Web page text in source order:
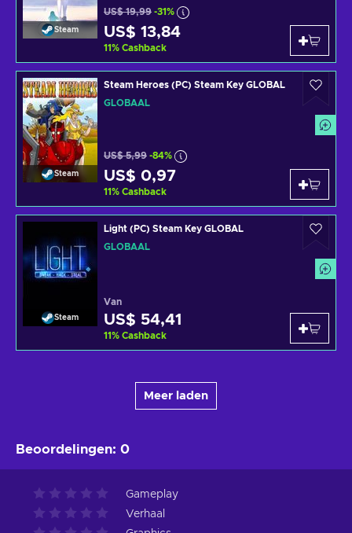
Steam
US$ 19,99 -31%
US$ 13,84
11% Cashback
Steam
Steam Heroes (PC) Steam Key GLOBAL
GLOBAAL
US$ 5,99 -84%
US$ 0,97
11% Cashback
Steam
Light (PC) Steam Key GLOBAL
GLOBAAL
Van
US$ 54,41
11% Cashback
Meer laden
Beoordelingen: 0
Gameplay
Verhaal